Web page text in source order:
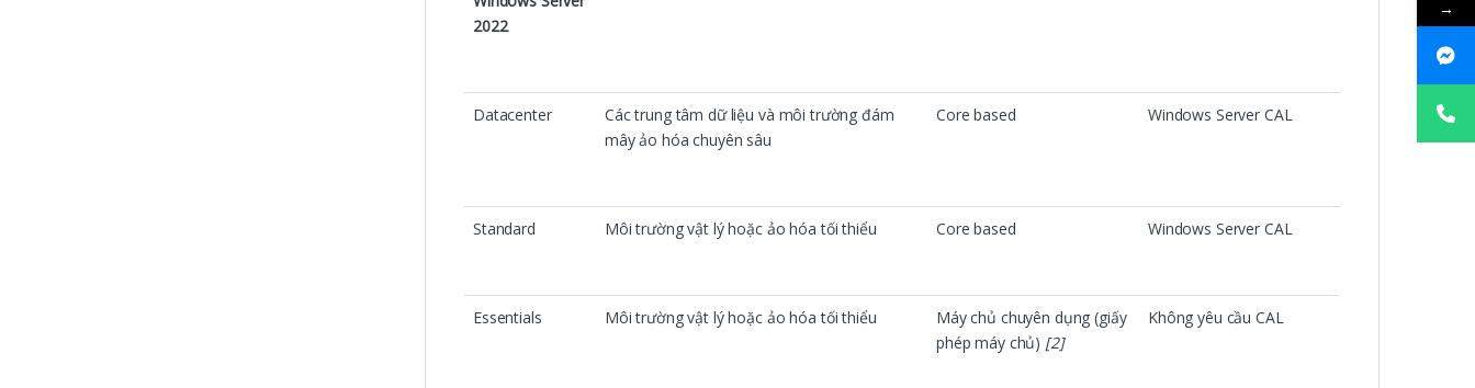
2022
Datacenter
Các trung tâm dữ liệu và môi trường đám
mây ảo hóa chuyên sâu
Core based Windows Server CAL
Standard Môi trường vật lý hoặc ảo hóa tối thiểu Core based Windows Server CAL
Essentials Môi trường vật lý hoặc ảo hóa tối thiểu
Máy chủ chuyên dụng (giấy
phép máy chủ) [2]
Không yêu cầu CAL
→